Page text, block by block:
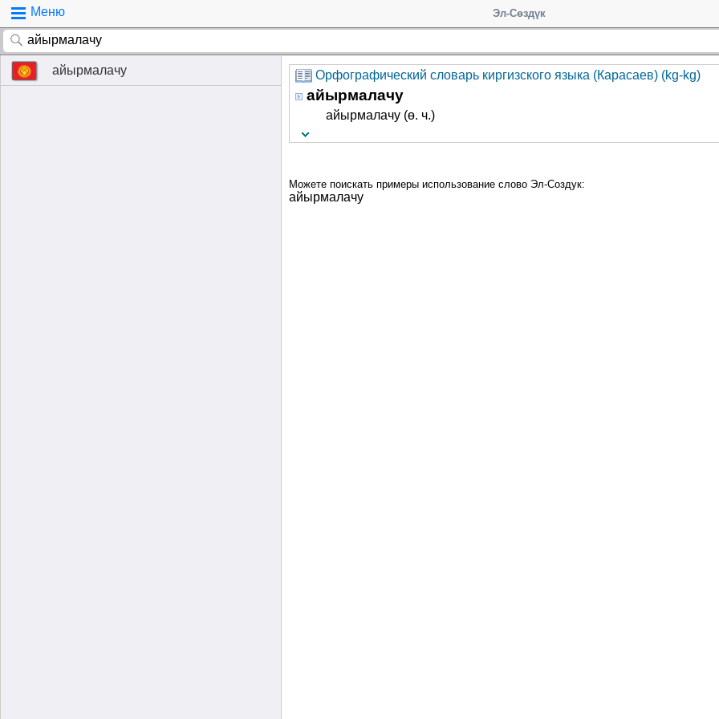
Меню Эл-Сөздүк
айырмалачу Орфографический словарь киргизского языка (Карасаев) (kg-kg)
айырмалачу
айырмалачу (ө. ч.)
Можете поискать примеры использование слово Эл-Создук:
айырмалачу